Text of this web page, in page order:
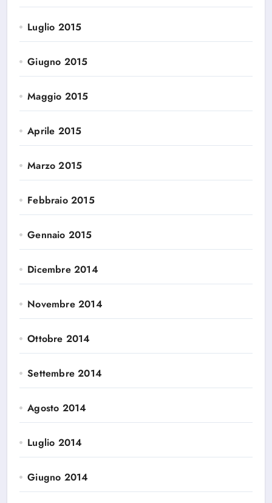
Luglio 2015
Giugno 2015
Maggio 2015
Aprile 2015
Marzo 2015
Febbraio 2015
Gennaio 2015
Dicembre 2014
Novembre 2014
Ottobre 2014
Settembre 2014
Agosto 2014
Luglio 2014
Giugno 2014